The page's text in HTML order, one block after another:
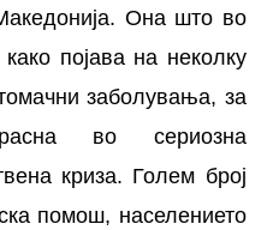
Она што во
појава на неколку
заболувања, за
во сериозна
криза. Голем број
помош, населението